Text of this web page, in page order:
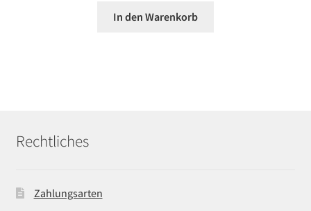
In den Warenkorb
Rechtliches
Zahlungsarten